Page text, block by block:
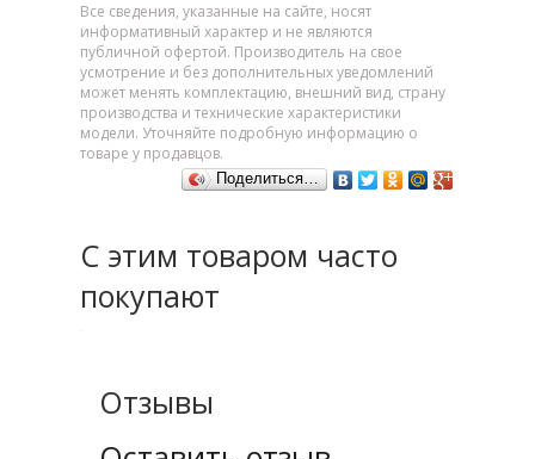
Все сведения, указанные на сайте, носят
информативный характер и не являются
публичной офертой. Производитель на свое
усмотрение и без дополнительных уведомлений
может менять комплектацию, внешний вид, страну
производства и технические характеристики
модели. Уточняйте подробную информацию о
товаре у продавцов.
Поделиться…
С этим товаром часто
покупают
Отзывы